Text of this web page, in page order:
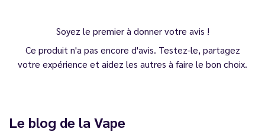
Soyez le premier à donner votre avis !
Ce produit n'a pas encore d'avis. Testez-le, partagez
votre expérience et aidez les autres à faire le bon choix.
Le blog de la Vape